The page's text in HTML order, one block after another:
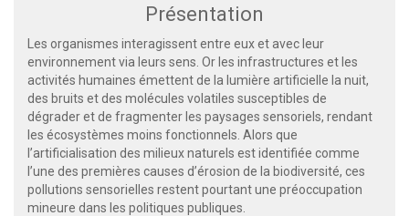
Présentation
Les organismes interagissent entre eux et avec leur
environnement via leurs sens. Or les infrastructures et les
activités humaines émettent de la lumière artificielle la nuit,
des bruits et des molécules volatiles susceptibles de
dégrader et de fragmenter les paysages sensoriels, rendant
les écosystèmes moins fonctionnels. Alors que
l’artificialisation des milieux naturels est identifiée comme
l’une des premières causes d’érosion de la biodiversité, ces
pollutions sensorielles restent pourtant une préoccupation
mineure dans les politiques publiques.